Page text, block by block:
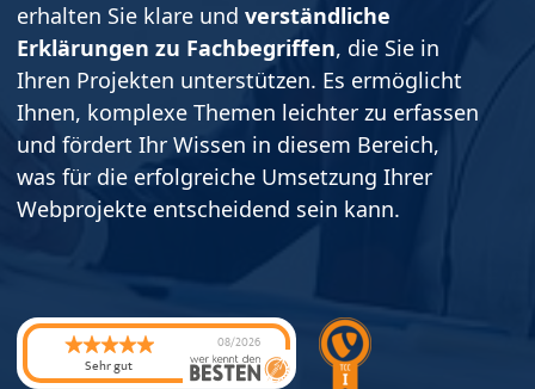
erhalten Sie klare undverständliche
Erklärungen zu Fachbegriffen, die Sie in
Ihren Projekten unterstützen. Es ermöglicht
Ihnen, komplexe Themen leichter zu erfassen
und fördert Ihr Wissen in diesem Bereich,
was für die erfolgreiche Umsetzung Ihrer
Webprojekte entscheidend sein kann.
Sehr gut
08/2026